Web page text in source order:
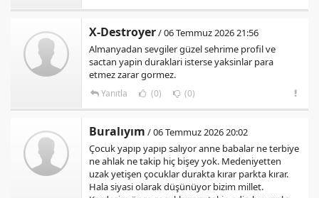
X-Destroyer/ 06 Temmuz 2026 21:56
Almanyadan sevgiler güzel sehrime profil ve
sactan yapin duraklari isterse yaksinlar para
etmez zarar gormez.
Yanıtla (0) (0)
Buralıyım / 06 Temmuz 2026 20:02
Çocuk yapıp yapıp salıyor anne babalar ne terbiye
ne ahlak ne takip hiç bişey yok. Medeniyetten
uzak yetişen çocuklar durakta kırar parkta kırar.
Hala siyasi olarak düşünüyor bizim millet.